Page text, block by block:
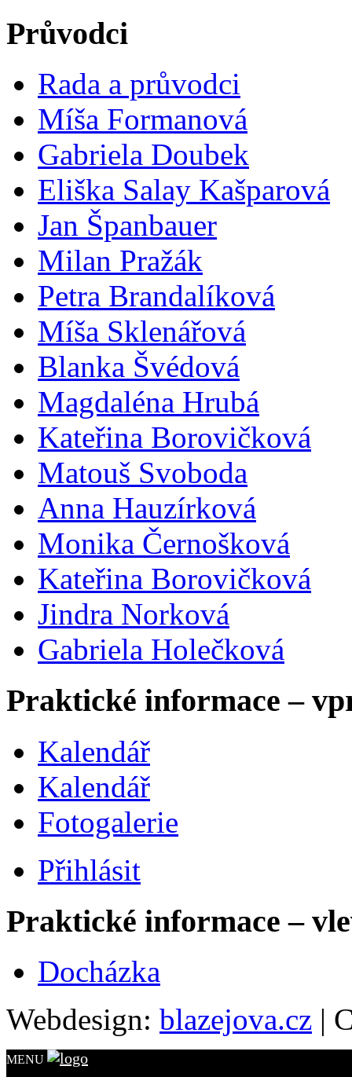
Průvodci
Rada a průvodci
Míša Formanová
Gabriela Doubek
Eliška Salay Kašparová
Jan Španbauer
Milan Pražák
Petra Brandalíková
Míša Sklenářová
Blanka Švédová
Magdaléna Hrubá
Kateřina Borovičková
Matouš Svoboda
Anna Hauzírková
Monika Černošková
Kateřina Borovičková
Jindra Norková
Gabriela Holečková
Praktické informace –
Kalendář
Kalendář
Fotogalerie
Přihlásit
Praktické informace –
Docházka
Webdesign: blazejova.cz |
MENU